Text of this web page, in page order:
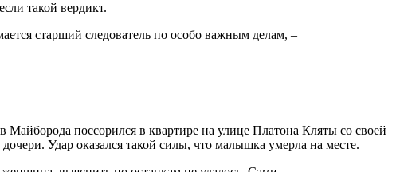
такой вердикт.
старший следователь по особо важным делам, –
Майборода поссорился в квартире на улице Платона Кляты со своей
Удар оказался такой силы, что малышка умерла на месте.